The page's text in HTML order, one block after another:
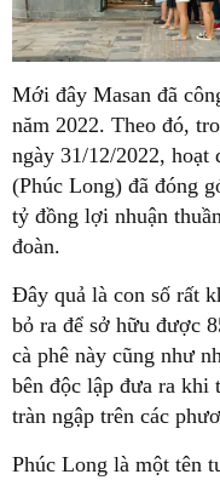
Mới đây Masan đã
năm 2022. Theo đó,
ngày 31/12/2022, hoạt
(Phúc Long) đã đóng
tỷ đồng lợi nhuận
đoàn.
Đây quả là con số rất
bỏ ra để sở hữu được
cà phê này cũng như
bên độc lập đưa ra khi
tràn ngập trên các
Phúc Long là một tên